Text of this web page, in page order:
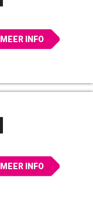
MEER INFO
MEER INFO